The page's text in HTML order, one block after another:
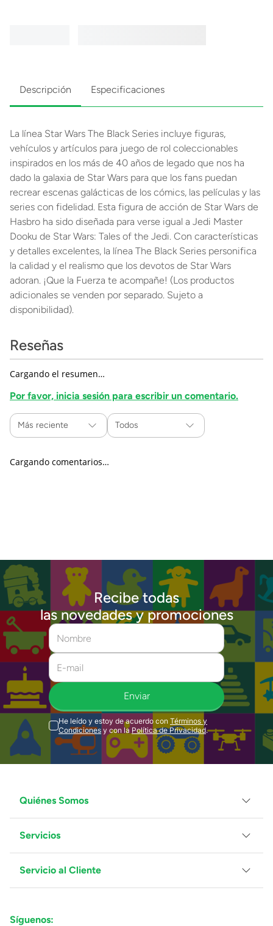
Descripción Especificaciones
La línea Star Wars The Black Series incluye figuras,
vehículos y artículos para juego de rol coleccionables
inspirados en los más de 40 años de legado que nos ha
dado la galaxia de Star Wars para que los fans puedan
recrear escenas galácticas de los cómics, las películas y las
series con fidelidad. Esta figura de acción de Star Wars de
Hasbro ha sido diseñada para verse igual a Jedi Master
Dooku de Star Wars: Tales of the Jedi. Con características
y detalles excelentes, la línea The Black Series personifica
la calidad y el realismo que los devotos de Star Wars
adoran. ¡Que la Fuerza te acompañe! (Los productos
adicionales se venden por separado. Sujeto a
disponibilidad).
Reseñas
Cargando el resumen…
Por favor, inicia sesión para escribir un comentario.
Más reciente Todos
Cargando comentarios…
Recibe todas
las novedades y promociones
Enviar
He leído y estoy de acuerdo con Términos y
Condiciones y con la Política de Privacidad.
Quiénes Somos
Grupo Juguetron
Localiza tu tienda
Blog
Servicios
Facturación
Proveedores
Servicio al Cliente
Preguntas Frecuentes
Síguenos: